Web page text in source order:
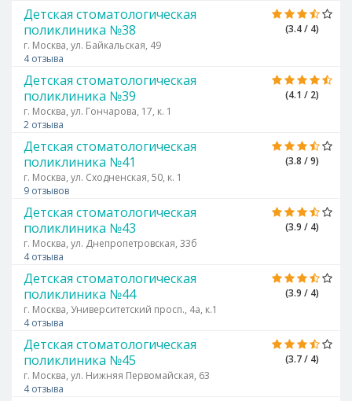
(3.4 / 4)
Детская стоматологическая
поликлиника №38
г. Москва, ул. Байкальская, 49
4 отзыва
(4.1 / 2)
Детская стоматологическая
поликлиника №39
г. Москва, ул. Гончарова, 17, к. 1
2 отзыва
(3.8 / 9)
Детская стоматологическая
поликлиника №41
г. Москва, ул. Сходненская, 50, к. 1
9 отзывов
(3.9 / 4)
Детская стоматологическая
поликлиника №43
г. Москва, ул. Днепропетровская, 33б
4 отзыва
(3.9 / 4)
Детская стоматологическая
поликлиника №44
г. Москва, Университетский просп., 4а, к.1
4 отзыва
(3.7 / 4)
Детская стоматологическая
поликлиника №45
г. Москва, ул. Нижняя Первомайская, 63
4 отзыва